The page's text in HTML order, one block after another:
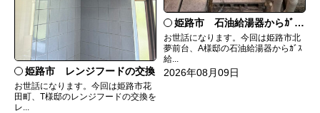
姫路市 レンジフードの交換
お世話になります。今回は姫路市花
田町、T様邸のレンジフードの交換を
レ...
姫路市 石油給湯器からｶﾞｽ給湯器へ取替
お世話になります。今回は姫路市北
夢前台、A様邸の石油給湯器からｶﾞｽ
給...
2026年08月09日